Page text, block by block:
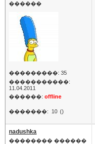
������
���������: 35
�����������:
11.04.2011
������: offline
�������: 10 ()
nadushka
�������� ������